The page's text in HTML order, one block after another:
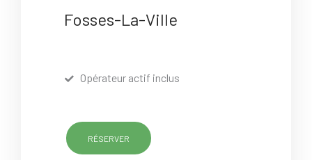
Fosses-La-Ville
Opérateur actif inclus
RÉSERVER